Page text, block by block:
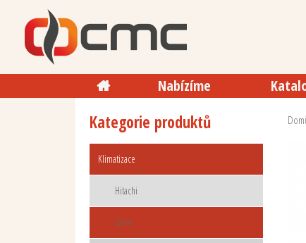
Nabízíme
Kategorie produktů
Klimatizace
Hitachi
Gree